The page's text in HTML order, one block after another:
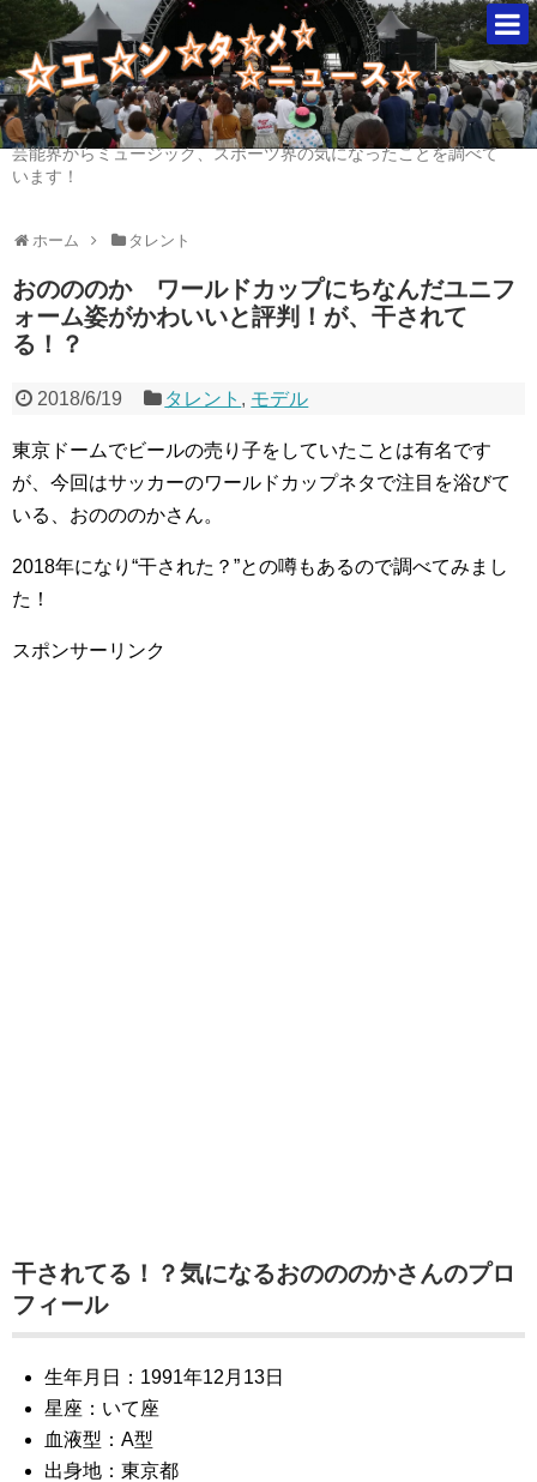
芸能界からミュージック、スポーツ界の気になったことを調べて
います！
ホーム タレント
おのののか ワールドカップにちなんだユニフ
ォーム姿がかわいいと評判！が、干されて
る！？
2018/6/19 タレント , モデル
東京ドームでビールの売り子をしていたことは有名です
が、今回はサッカーのワールドカップネタで注目を浴びて
いる、おのののかさん。
2018年になり“干された？”との噂もあるので調べてみまし
た！
スポンサーリンク
干されてる！？気になるおのののかさんのプロ
フィール
生年月日：1991年12月13日
星座：いて座
血液型：A型
出身地：東京都